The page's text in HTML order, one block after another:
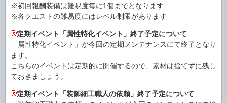
※初回報酬装備は難易度毎に1個までとなります
※各クエストの難易度にはレベル制限があります
定期イベント「属性特化イベント」終了予定について
「属性特化イベント」が今回の定期メンテナンスにて終了となり
ます。
こちらのイベントは定期的に開催するので、素材は捨てずに残し
ておきましょう。
定期イベント「装飾細工職人の依頼」終了予定について